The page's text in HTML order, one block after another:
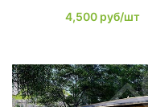
4,500 руб/шт